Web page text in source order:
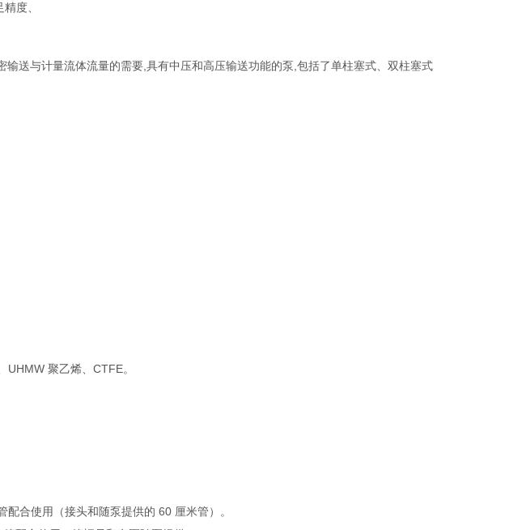
度、
输送与计量流体流量的需要,具有中压和高压输送功能的泵,包括了单柱塞式、双柱塞式
聚乙烯、CTFE。
合使用（接头和随泵提供的 60 厘米管）。